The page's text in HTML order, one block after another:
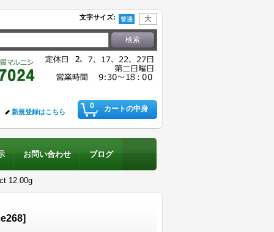
文字サイズ:
0 カートの中身
新規登録はこちら
お問い合わせ ブログ
12.00g
]